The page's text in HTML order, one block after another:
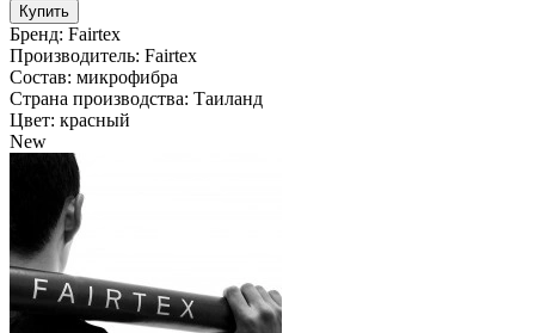
Купить
Бренд: Fairtex
Производитель: Fairtex
Состав: микрофибра
Страна производства: Таиланд
Цвет: красный
New